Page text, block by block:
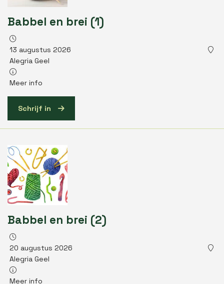
Babbel en brei (1)
13 augustus 2026
Alegria Geel
Meer info
Schrijf in
Babbel en brei (2)
20 augustus 2026
Alegria Geel
Meer info